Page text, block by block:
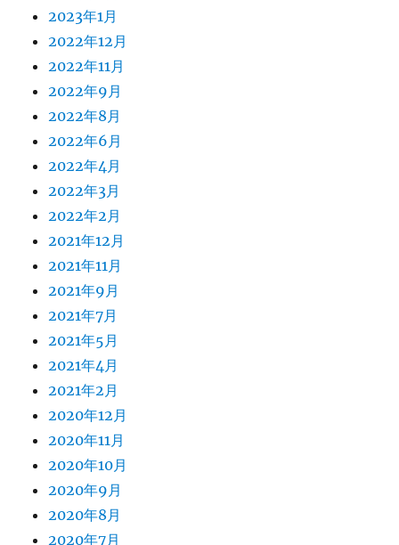
2023年1月
2022年12月
2022年11月
2022年9月
2022年8月
2022年6月
2022年4月
2022年3月
2022年2月
2021年12月
2021年11月
2021年9月
2021年7月
2021年5月
2021年4月
2021年2月
2020年12月
2020年11月
2020年10月
2020年9月
2020年8月
2020年7月